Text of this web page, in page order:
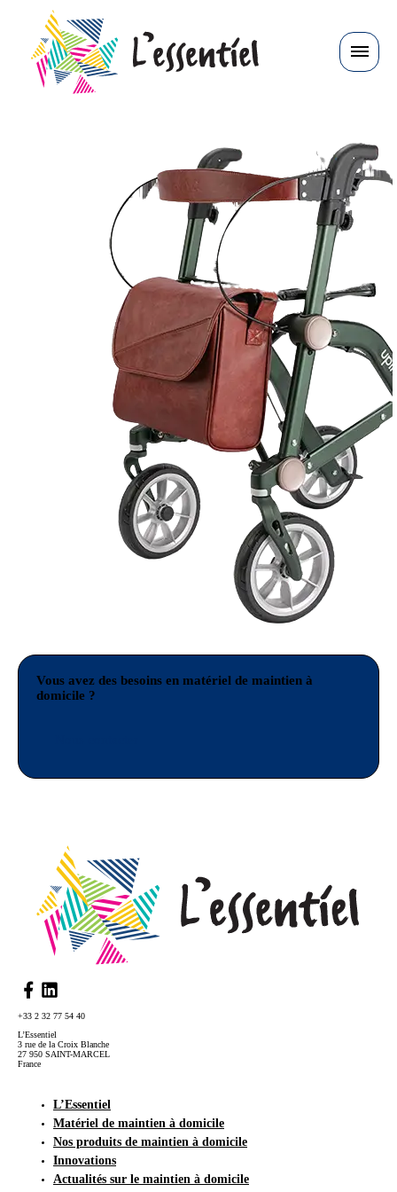
Vous avez des besoins en matériel de maintien à
domicile ?
+33 2 32 77 54 40
L’Essentiel
3 rue de la Croix Blanche
27 950 SAINT-MARCEL
France
L’Essentiel
Matériel de maintien à domicile
Nos produits de maintien à domicile
Innovations
Actualités sur le maintien à domicile